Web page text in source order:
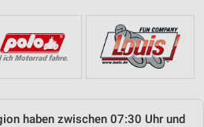
haben zwischen 07:30 Uhr und